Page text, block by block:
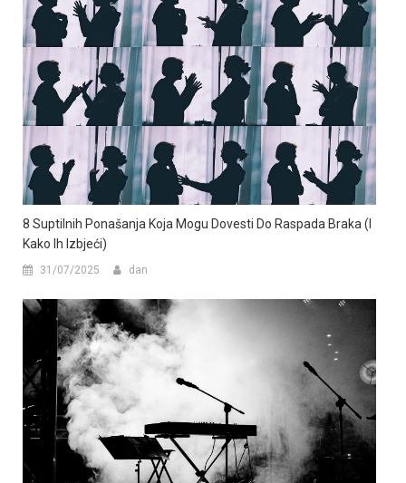
8 Suptilnih Ponašanja Koja Mogu Dovesti Do Raspada Braka (I
Kako Ih Izbjeći)
31/07/2025 dan